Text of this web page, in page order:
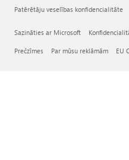
Patērētāju veselības konfidencialitāte
Sazināties ar Microsoft
Prečzīmes Par mūsu reklāmām EU